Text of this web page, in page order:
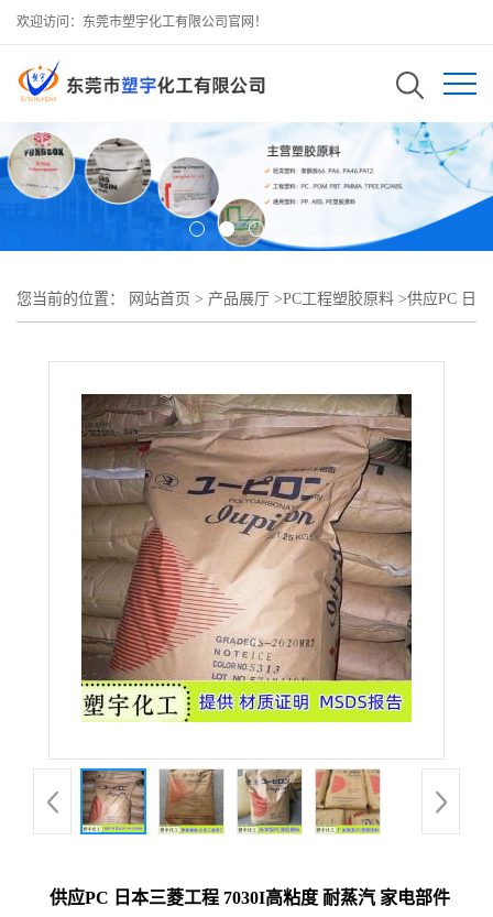
欢迎访问：东莞市塑宇化工有限公司官网！
您当前的位置： 网站首页 > 产品展厅 >PC工程塑胶原料 >供应PC 日
供应PC 日本三菱工程 7030I高粘度 耐蒸汽 家电部件